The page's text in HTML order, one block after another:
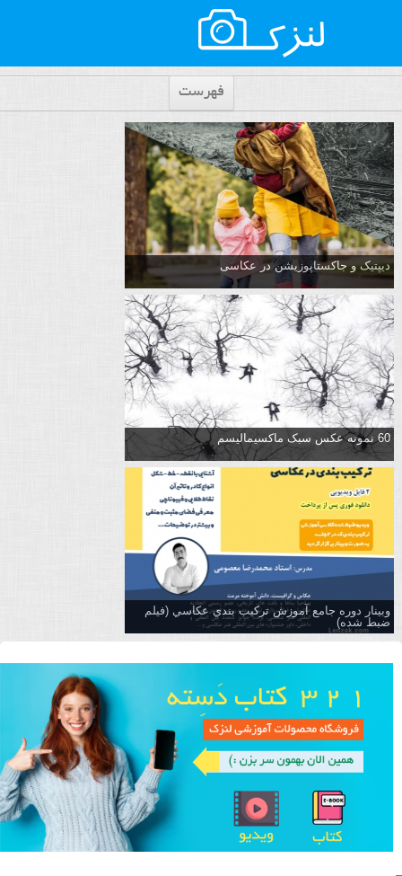
فهرست
دیپتیک و جاکستا‌پوزیشن در عکاسی
60 نمونه عکس سبک ماکسیمالیسم
وبینار دوره جامع آموزش تركيب بندي عكاسي (فیلم
ضبط شده)